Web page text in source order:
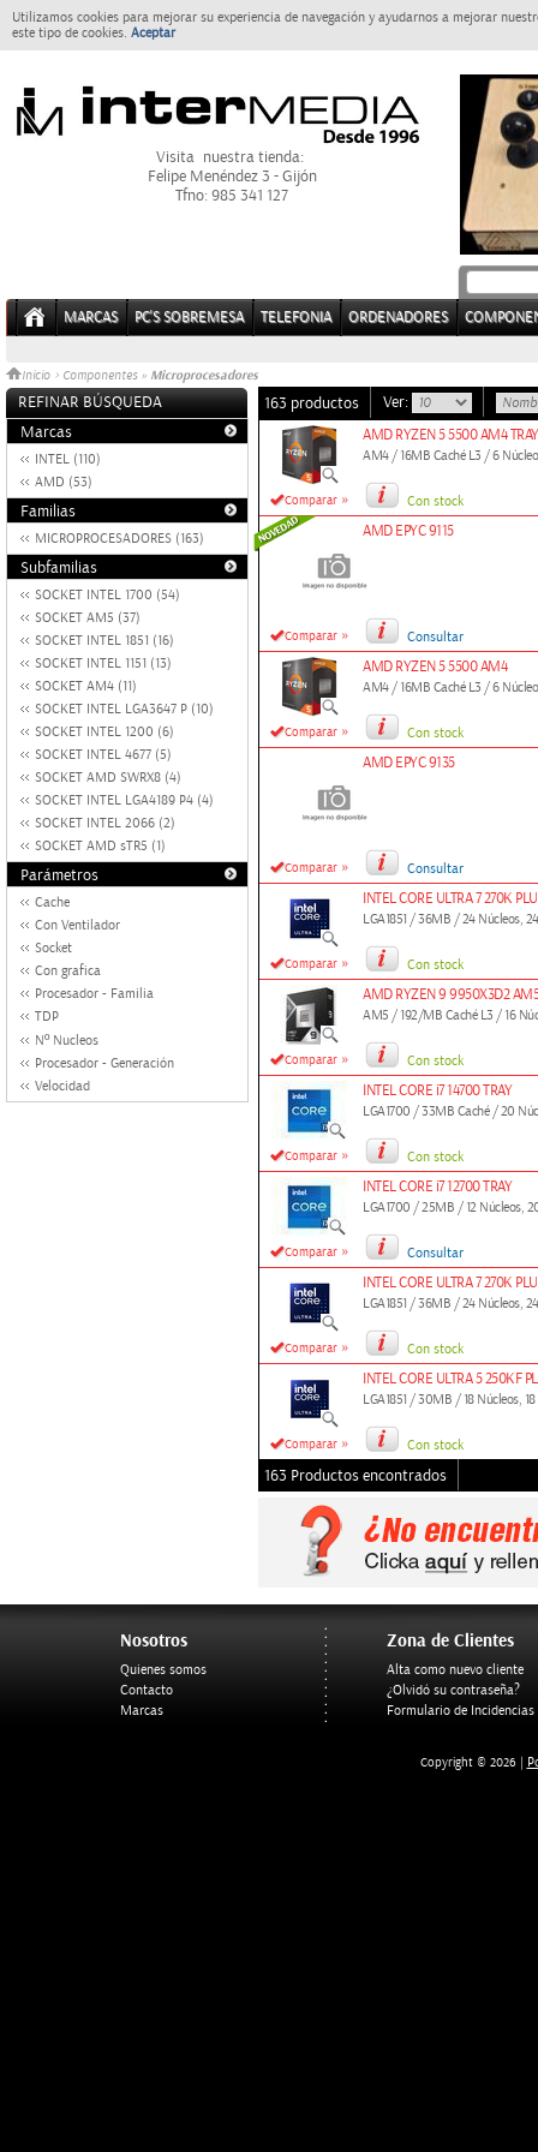
Utilizamos cookies para mejorar su experiencia de navegación y ayudarnos a mejorar
este tipo de cookies. Aceptar
Visita nuestra tienda:
Felipe Menéndez 3 - Gijón
Tfno: 985 341 127
MARCAS PC'S SOBREMESA TELEFONIA ORDENADORES
Inicio > Componentes » Microprocesadores
REFINAR BÚSQUEDA
Marcas
INTEL (110)
AMD (53)
Familias
MICROPROCESADORES (163)
Subfamilias
SOCKET INTEL 1700 (54)
SOCKET AM5 (37)
SOCKET INTEL 1851 (16)
SOCKET INTEL 1151 (13)
SOCKET AM4 (11)
SOCKET INTEL LGA3647 P (10)
SOCKET INTEL 1200 (6)
SOCKET INTEL 4677 (5)
SOCKET AMD SWRX8 (4)
SOCKET INTEL LGA4189 P4 (4)
SOCKET INTEL 2066 (2)
SOCKET AMD sTR5 (1)
Parámetros
Cache
Con Ventilador
Socket
Con grafica
Procesador - Familia
TDP
Nº Nucleos
Procesador - Generación
Velocidad
163 productos Ver:
Comparar »
AMD RYZEN 5 5500 AM4 TRAY
AM4 / 16MB Caché L3 / 6
Con stock
Comparar »
AMD EPYC 9115
Consultar
Comparar »
AMD RYZEN 5 5500 AM4
AM4 / 16MB Caché L3 / 6
Con stock
Comparar »
AMD EPYC 9135
Consultar
Comparar »
INTEL CORE ULTRA 7 270K
LGA1851 / 36MB / 24 Núcleos,
Con stock
Comparar »
AMD RYZEN 9 9950X3D2 AM5
AM5 / 192/MB Caché L3 / 16
Con stock
Comparar »
INTEL CORE i7 14700 TRAY
LGA1700 / 33MB Caché / 20
Con stock
Comparar »
INTEL CORE i7 12700 TRAY
LGA1700 / 25MB / 12 Núcleos,
Consultar
Comparar »
INTEL CORE ULTRA 7 270K
LGA1851 / 36MB / 24 Núcleos,
Con stock
Comparar »
INTEL CORE ULTRA 5 250KF
LGA1851 / 30MB / 18 Núcleos,
Con stock
163 Productos encontrados
Nosotros
Quienes somos
Contacto
Marcas
Zona de Clientes
Alta como nuevo cliente
¿Olvidó su contraseña?
Formulario de Incidencias
Copyright © 2026 |